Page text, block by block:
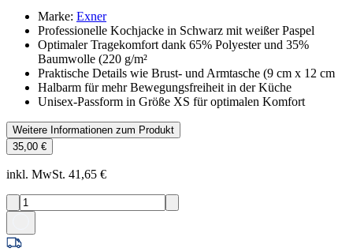
Marke: Exner
Professionelle Kochjacke in Schwarz mit weißer Paspel
Optimaler Tragekomfort dank 65% Polyester und 35%
Baumwolle (220 g/m²
Praktische Details wie Brust- und Armtasche (9 cm x 12 cm
Halbarm für mehr Bewegungsfreiheit in der Küche
Unisex-Passform in Größe XS für optimalen Komfort
Weitere Informationen zum Produkt
35,00 €
inkl. MwSt. 41,65 €